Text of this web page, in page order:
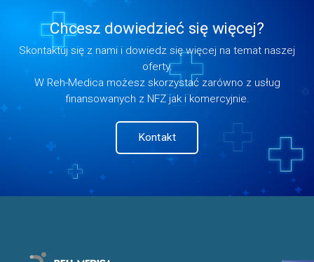
Chcesz dowiedzieć się więcej?
Skontaktuj się z nami i dowiedz się więcej na temat naszej
oferty.
W Reh-Medica możesz skorzystać zarówno z usług
finansowanych z NFZ jak i komercyjnie.
Kontakt